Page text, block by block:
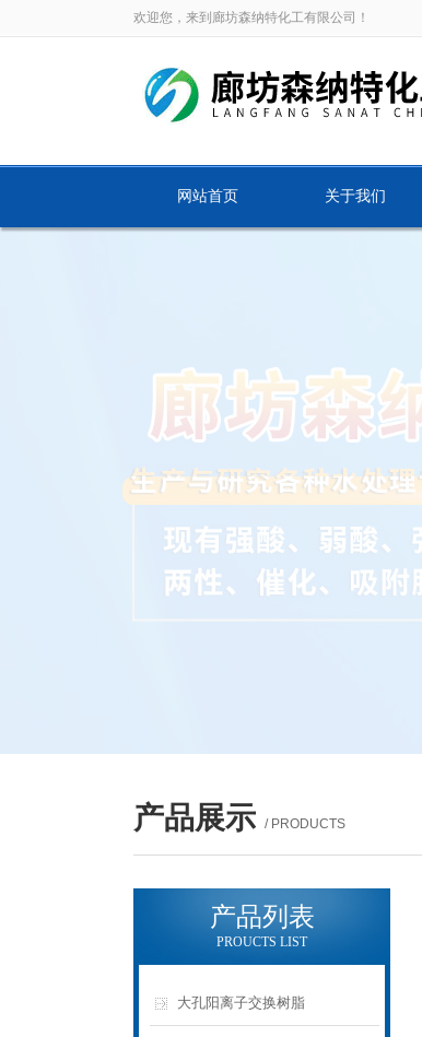
欢迎您，来到廊坊森纳特化工有限公司！
网站首页 关于我们
产品展示 / PRODUCTS
产品列表
PROUCTS LIST
大孔阳离子交换树脂